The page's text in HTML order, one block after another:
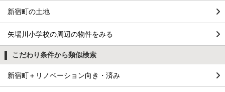
新宿町の土地
矢場川小学校の周辺の物件をみる
こだわり条件から類似検索
新宿町＋リノベーション向き・済み